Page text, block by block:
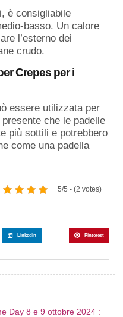
è consigliabile
basso. Un calore
l’esterno dei
crudo.
Crepes per i
essere utilizzata per
che le padelle
più sottili e potrebbero
come una padella
5/5 - (2 votes)
LinkedIn Pinterest
Day 8 e 9 ottobre 2024 :